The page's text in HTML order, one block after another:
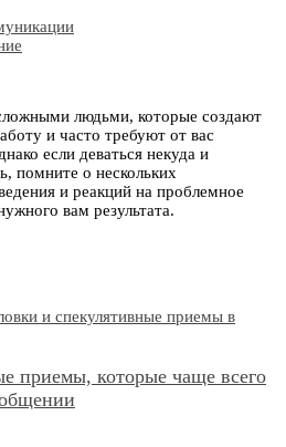
людьми, которые создают
и часто требуют от вас
если деваться некуда и
помните о нескольких
и реакций на проблемное
вам результата.
приемы, которые чаще всего